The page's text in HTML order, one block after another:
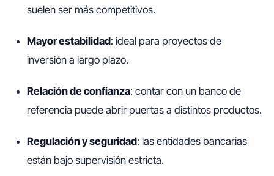
suelen ser más competitivos.
Mayor estabilidad: ideal para proyectos de
inversión a largo plazo.
Relación de confianza: contar con un banco de
referencia puede abrir puertas a distintos productos.
Regulación y seguridad: las entidades bancarias
están bajo supervisión estricta.